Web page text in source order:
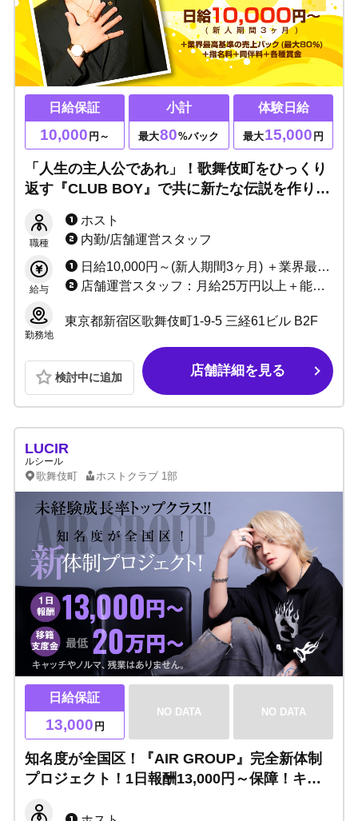
日給保証
10,000 円～
小計
最大80%バック
体験日給
最大15,000 円
「人生の主人公であれ」！歌舞伎町をひっくり
返す『CLUB BOY』で共に新たな伝説を作りま
知識まですべて伝授します！
職種
ホスト
内勤/店舗運営スタッフ
給与
日給10,000円～(新人期間3ヶ月) ＋業界最高基準の売上バック(最大80％) ＋指名料＋同伴料＋各種賞金
店舗運営スタッフ：月給25万円以上＋能力給 ※業績に応じて昇給随時
勤務地
東京都新宿区歌舞伎町1-9-5 三経61ビル B2F
検討中に追加 店舗詳細を見る
LUCIR
ルシール
歌舞伎町 ホストクラブ 1部
日給保証
13,000 円
NO DATA NO DATA
知名度が全国区！『AIR GROUP』完全新体制
プロジェクト！1日報酬13,000円～保障！キャ